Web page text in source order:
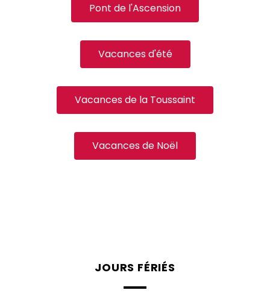
Pont de l'Ascension
Vacances d'été
Vacances de la Toussaint
Vacances de Noël
JOURS FÉRIÉS